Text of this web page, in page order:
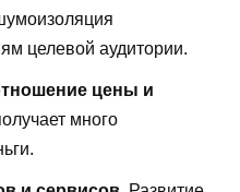
целевой аудитории.
цены и
много